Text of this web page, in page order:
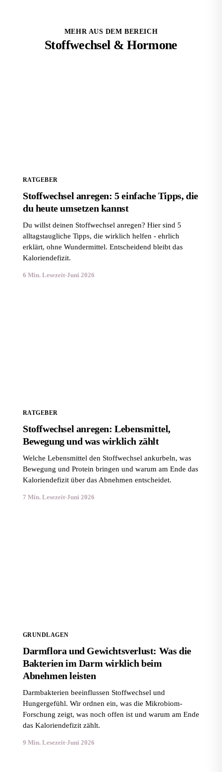
MEHR AUS DEM BEREICH
Stoffwechsel & Hormone
RATGEBER
Stoffwechsel anregen: 5 einfache Tipps, die
du heute umsetzen kannst
Du willst deinen Stoffwechsel anregen? Hier sind 5
alltagstaugliche Tipps, die wirklich helfen - ehrlich
erklärt, ohne Wundermittel. Entscheidend bleibt das
Kaloriendefizit.
6 Min. Lesezeit·Juni 2026
RATGEBER
Stoffwechsel anregen: Lebensmittel,
Bewegung und was wirklich zählt
Welche Lebensmittel den Stoffwechsel ankurbeln, was
Bewegung und Protein bringen und warum am Ende das
Kaloriendefizit über das Abnehmen entscheidet.
7 Min. Lesezeit·Juni 2026
GRUNDLAGEN
Darmflora und Gewichtsverlust: Was die
Bakterien im Darm wirklich beim
Abnehmen leisten
Darmbakterien beeinflussen Stoffwechsel und
Hungergefühl. Wir ordnen ein, was die Mikrobiom-
Forschung zeigt, was noch offen ist und warum am Ende
das Kaloriendefizit zählt.
9 Min. Lesezeit·Juni 2026